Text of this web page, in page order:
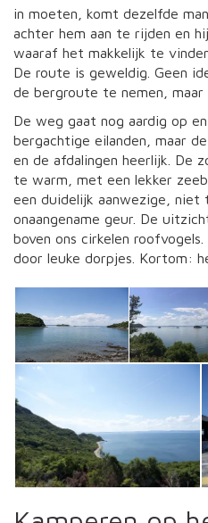
in moeten, komt dezelfde
achter hem aan te rijden en
waaraf het makkelijk te
De route is geweldig. Geen
de bergroute te nemen,
De weg gaat nog aardig op
bergachtige eilanden, maar
en de afdalingen heerlijk. De
te warm, met een lekker
een duidelijk aanwezige, niet
onaangename geur. De
boven ons cirkelen
door leuke dorpjes. Kortom: